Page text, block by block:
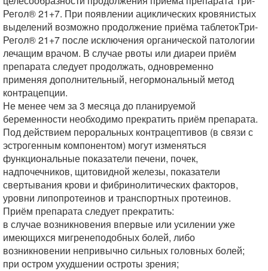
Регол® 21+7. При появлении ациклических кровянистых
выделений возможно продолжение приёма таблетокТри-
Регол® 21+7 после исключения органической патологии
лечащим врачом. В случае рвоты или диареи приём
препарата следует продолжать, одновременно
применяя дополнительный, негормональный метод
контрацепции.
Не менее чем за 3 месяца до планируемой
беременности необходимо прекратить приём препарата.
Под действием пероральных контрацептивов (в связи с
эстрогенным компонентом) могут изменяться
функциональные показатели печени, почек,
надпочечников, щитовидной железы, показатели
свертывания крови и фибринолитических факторов,
уровни липопротеинов и транспортных протеинов.
Приём препарата следует прекратить:
в случае возникновения впервые или усилении уже
имеющихся мигренеподобных болей, либо
возникновении непривычно сильных головных болей;
при остром ухудшении остроты зрения;